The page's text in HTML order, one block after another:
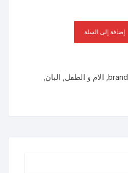
إضافة إلى السلة
brand
, الام و الطفل, البان,